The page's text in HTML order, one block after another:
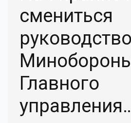
смениться
руководство
Главного
управления